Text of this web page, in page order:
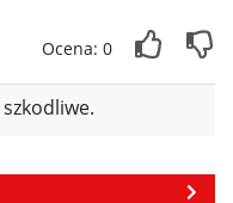
Ocena: 0